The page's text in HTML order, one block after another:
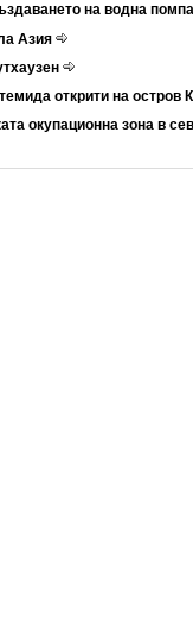
на водна
Азия
открити на остров
окупационна зона в